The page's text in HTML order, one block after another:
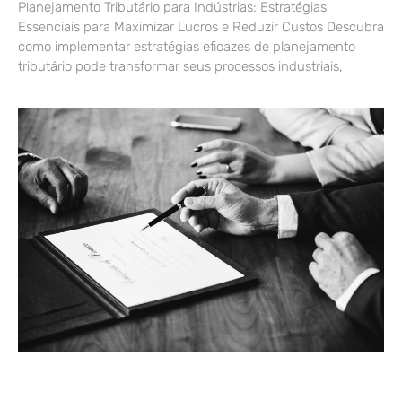
Planejamento Tributário para Indústrias: Estratégias
Essenciais para Maximizar Lucros e Reduzir Custos Descubra
como implementar estratégias eficazes de planejamento
tributário pode transformar seus processos industriais,